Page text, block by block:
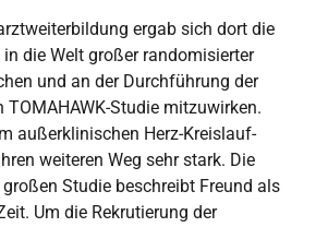
ergab sich dort die
die Welt großer randomisierter
und an der Durchführung der
TOMAHAWK-Studie mitzuwirken.
außerklinischen Herz-Kreislauf-
weiteren Weg sehr stark. Die
Studie beschreibt Freund als
Um die Rekrutierung der